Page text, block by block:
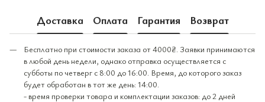
Доставка Оплата Гарантия Возврат
Бесплатно при стоимости заказа от 4000₴. Заявки принимаются
в любой день недели, однако отправка осуществляется с
субботы по четверг с 8:00 до 16:00. Время, до которого заказ
будет обработан в тот же день: 14:00.
- время проверки товара и комплектации заказов: до 2 дней